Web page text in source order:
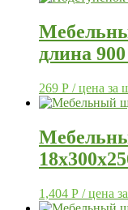
длина
269 Р / цена за
1,404 Р / цена